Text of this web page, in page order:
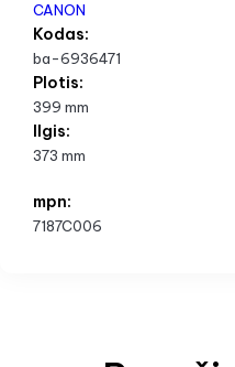
CANON
Kodas:
ba-6936471
Plotis:
399 mm
Ilgis:
373 mm
mpn:
7187C006